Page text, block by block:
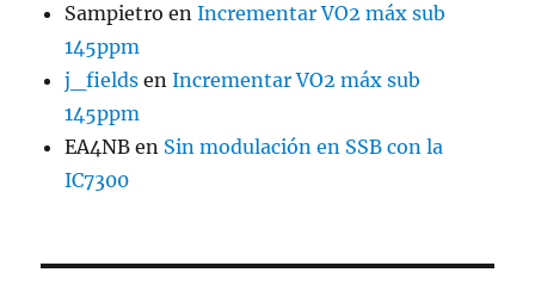
Sampietro enIncrementar VO2 máx sub
145ppm
j_fields enIncrementar VO2 máx sub
145ppm
EA4NB en Sin modulación en SSB con la
IC7300